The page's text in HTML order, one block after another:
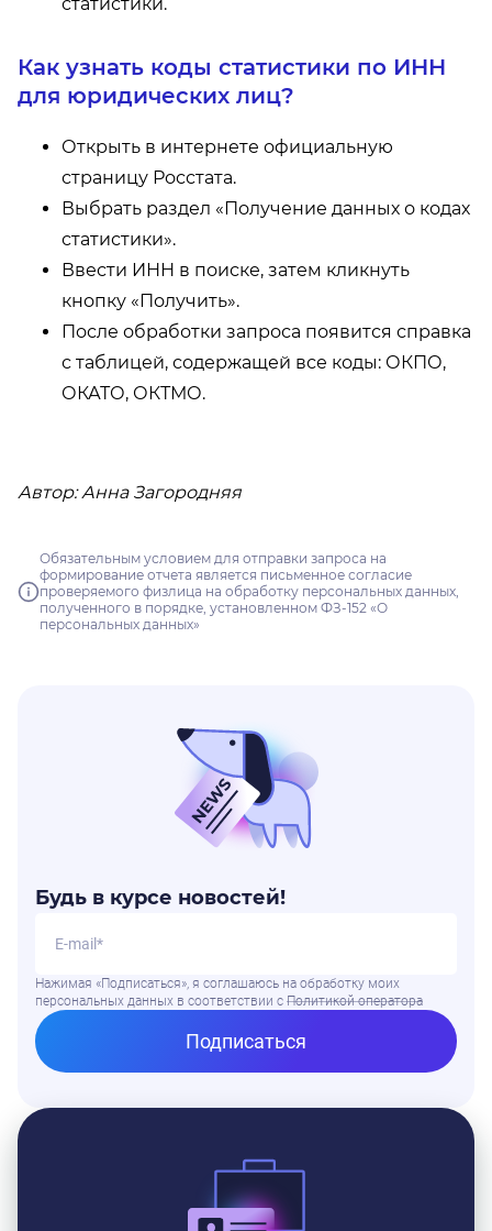
статистики.
Как узнать коды статистики по ИНН
для юридических лиц?
Открыть в интернете официальную
страницу Росстата.
Выбрать раздел «Получение данных о кодах
статистики».
Ввести ИНН в поиске, затем кликнуть
кнопку «Получить».
После обработки запроса появится справка
с таблицей, содержащей все коды: ОКПО,
ОКАТО, ОКТМО.
Автор: Анна Загородняя
Обязательным условием для отправки запроса на
формирование отчета является письменное согласие
проверяемого физлица на обработку персональных данных,
полученного в порядке, установленном ФЗ-152 «О
персональных данных»
Будь в курсе новостей!
Нажимая «Подписаться», я соглашаюсь на обработку моих
персональных данных в соответствии с Политикой оператора
Подписаться